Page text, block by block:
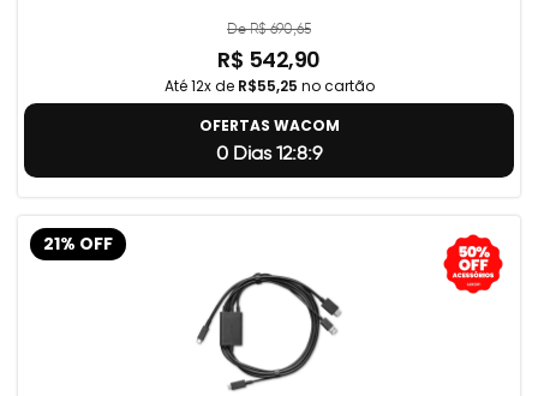
De R$ 690,65
R$ 542,90
Até 12x de R$55,25 no cartão
OFERTAS WACOM
0 Dias 12:8:8
21% OFF